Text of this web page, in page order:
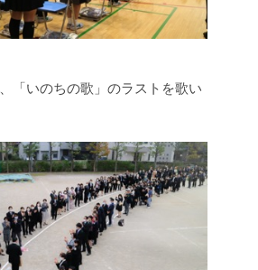
「いのちの歌」のラストを歌い